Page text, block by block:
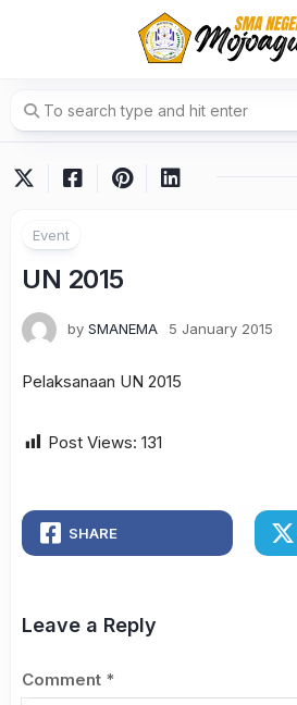
Event
UN 2015
by SMANEMA 5 January 2015
Pelaksanaan UN 2015
Post Views: 131
SHARE
Leave a Reply
Comment *